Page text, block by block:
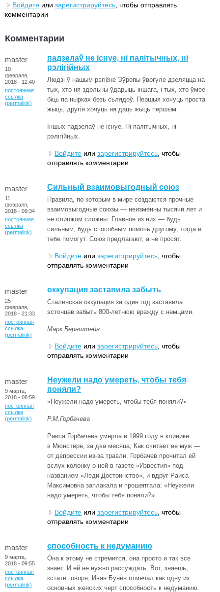
Войдите или зарегистрируйтесь , чтобы отправлять
комментарии
Комментарии
master
10
февраля,
2018 - 12:40
постоянная
ссылка
(permalink)
падзелаў не існуе, ні палітычных, ні
рэлігійных
Людзі ў нашым рэгіёне Эўропы ўвогуле дзеляцца на
тых, хто ня здольны ўдарыць іншага, і тых, хто ўмее
біць па нырках безь сьлядоў. Першыя хочуць проста
жыць, другія хочуць ня даць жыць першым.
Іншых падзелаў не існуе. Ні палітычных, ні
рэлігійных.
Войдите или зарегистрируйтесь , чтобы
отправлять комментарии
master
11
февраля,
2018 - 09:34
постоянная
ссылка
(permalink)
Сильный взаимовыгодный союз
Правила, по которым в мире создаются прочные
взаимовыгодные союзы — неизменны тысячи лет и
не слишком сложны. Главное из них — будь
сильным, будь способным помочь другому, тогда и
тебе помогут. Союз предлагают, а не просят.
Войдите или зарегистрируйтесь , чтобы
отправлять комментарии
master
25
февраля,
2018 - 21:33
постоянная
ссылка
(permalink)
оккупация заставила забыть
Сталинская оккупация за один год заставила
эстонцев забыть 800-летнюю вражду с немцами.
Марк Бернштейн
Войдите или зарегистрируйтесь , чтобы
отправлять комментарии
master
9 марта,
2018 - 08:59
постоянная
ссылка
(permalink)
Неужели надо умереть, чтобы тебя
поняли?
«Неужели надо умереть, чтобы тебя поняли?»
Р.М.Горбачева
Раиса Горбачева умерла в 1999 году в клинике
в Мюнстере, за два месяца; Как считает ее муж —
от депрессии из-за травли. Горбачев прочитал ей
вслух колонку о ней в газете «Известия» под
названием «Леди Достоинство», и вдруг Раиса
Максимовна заплакала и прошептала: «Неужели
надо умереть, чтобы тебя поняли?»
Войдите или зарегистрируйтесь , чтобы
отправлять комментарии
master
9 марта,
2018 - 09:55
постоянная
ссылка
(permalink)
способность к недуманию
Она к этому не стремится, она просто и так все
знает. И ей не нужно рассуждать. Вот, знаешь,
кстати говоря, Иван Бунин отмечал как одну из
основных женских черт способность к недуманию.